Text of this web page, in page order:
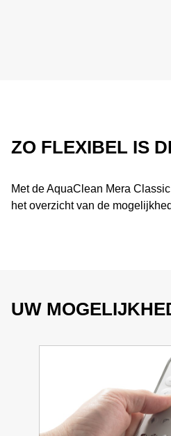
ZO FLEXIBEL IS
Met de AquaClean Mera
het overzicht van de
UW